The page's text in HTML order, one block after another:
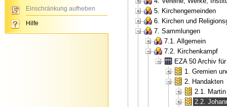
5. Kirchengemeinden
6. Kirchen und
7. Sammlungen
7.1. Allgemein
7.2. Kirchenkampf
EZA 50 Archiv
1. Gremien
2. Handakten
2.1.
2.2.
Einschränkung aufheben
Hilfe